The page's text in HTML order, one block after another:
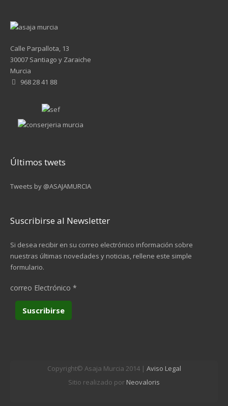
Calle Parpallota, 13
30007 Santiago y Zaraiche
Murcia
968 28 41 88
Últimos twets
Tweets by @ASAJAMURCIA
Suscribirse al Newsletter
Si desea recibir en su correo electrónico información sobre
nuestras últimas novedades y noticias, rellene este simple
formulario.
correo Electrónico *
Copyright© Asaja Murcia 2014 | Aviso Legal
Sitio realizado por Neovaloris